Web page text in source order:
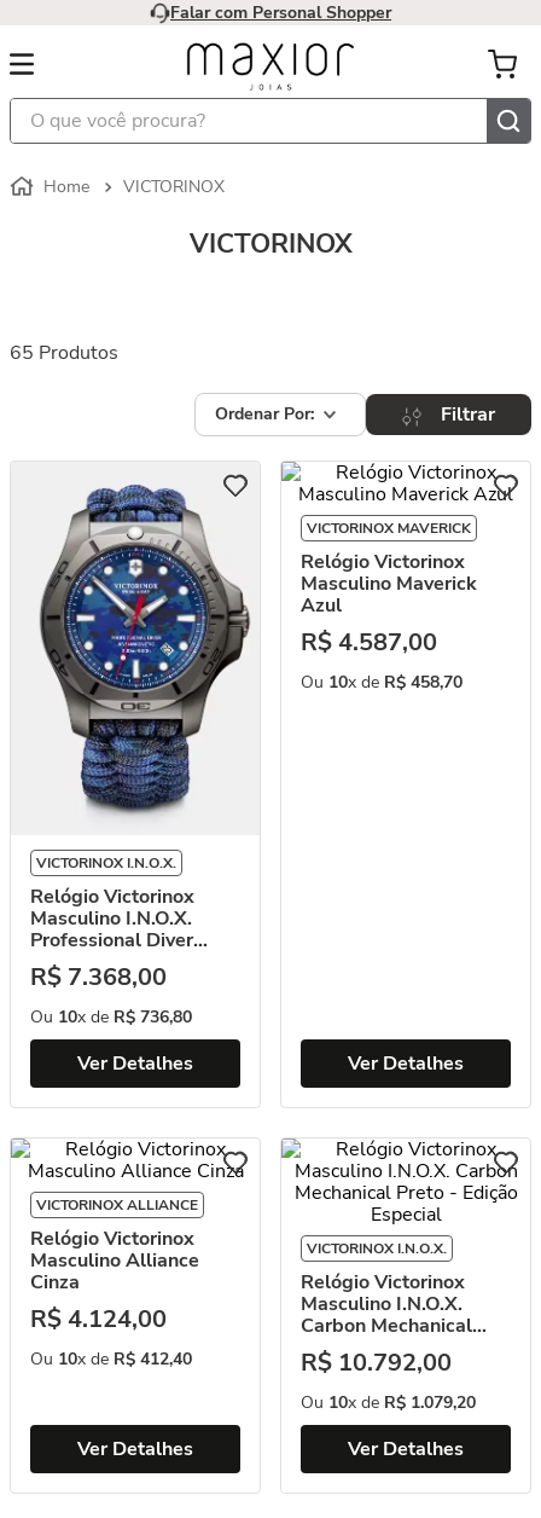
Falar com Personal Shopper
O que você procura?
VICTORINOX
VICTORINOX
65 Produtos
Filtrar
VICTORINOX I.N.O.X.
Relógio Victorinox
Masculino I.N.O.X.
Professional Diver
Titanium Azul
R$ 7.368,00
Ou 10x de R$ 736,80
Ver Detalhes
VICTORINOX MAVERICK
Relógio Victorinox
Masculino Maverick
Azul
R$4.587,00
Ou 10x de R$ 458,70
Ver Detalhes
VICTORINOX ALLIANCE
Relógio Victorinox
Masculino Alliance
Cinza
R$4.124,00
Ou 10x de R$ 412,40
Ver Detalhes
VICTORINOX I.N.O.X.
Relógio Victorinox
Masculino I.N.O.X.
Carbon Mechanical
Preto - Edição Especial
R$ 10.792,00
Ou 10x de R$ 1.079,20
Ver Detalhes